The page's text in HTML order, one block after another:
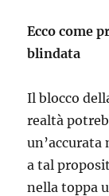
Ecco come
blindata
Il blocco
realtà
un’accurata
a tal
nella toppa